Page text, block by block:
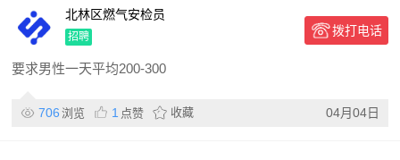
北林区燃气安检员
招聘 拨打电话
要求男性一天平均200-300
706 浏览 1 点赞 收藏 04月04日